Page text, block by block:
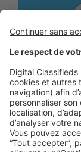
BUSINESS
Trucs et